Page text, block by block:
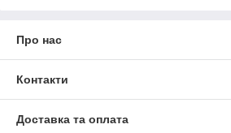
Про нас
Контакти
Доставка та оплата